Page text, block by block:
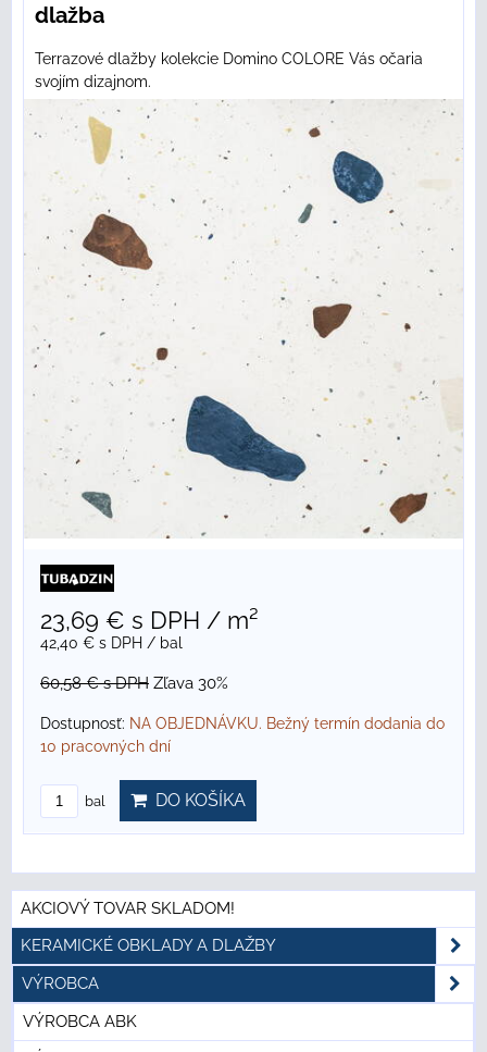
dlažba
Terrazové dlažby kolekcie Domino COLORE Vás očaria
svojím dizajnom.
23,69 € s DPH / m²
42,40 € s DPH / bal
60,58 €s DPH Zľava 30%
Dostupnosť: NA OBJEDNÁVKU. Bežný termín dodania do
10 pracovných dní
bal DO KOŠÍKA
AKCIOVÝ TOVAR SKLADOM!
KERAMICKÉ OBKLADY A DLAŽBY
VÝROBCA
VÝROBCA ABK